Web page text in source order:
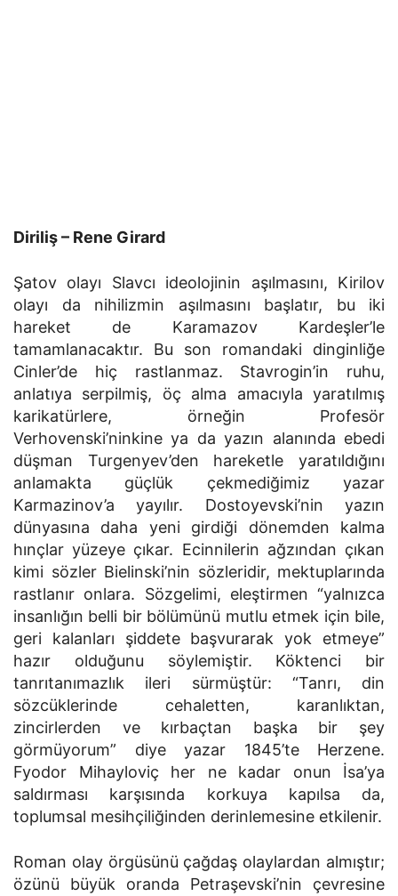
Diriliş – Rene Girard
Şatov olayı Slavcı ideolojinin aşılmasını, Kirilov
olayı da nihilizmin aşılmasını başlatır, bu iki
hareket de Karamazov Kardeşler’le
tamamlanacaktır. Bu son romandaki dinginliğe
Cinler’de hiç rastlanmaz. Stavrogin’in ruhu,
anlatıya serpilmiş, öç alma amacıyla yaratılmış
karikatürlere, örneğin Profesör
Verhovenski’ninkine ya da yazın alanında ebedi
düşman Turgenyev’den hareketle yaratıldığını
anlamakta güçlük çekmediğimiz yazar
Karmazinov’a yayılır. Dostoyevski’nin yazın
dünyasına daha yeni girdiği dönemden kalma
hınçlar yüzeye çıkar. Ecinnilerin ağzından çıkan
kimi sözler Bielinski’nin sözleridir, mektuplarında
rastlanır onlara. Sözgelimi, eleştirmen “yalnızca
insanlığın belli bir bölümünü mutlu etmek için bile,
geri kalanları şiddete başvurarak yok etmeye”
hazır olduğunu söylemiştir. Köktenci bir
tanrıtanımazlık ileri sürmüştür: “Tanrı, din
sözcüklerinde cehaletten, karanlıktan,
zincirlerden ve kırbaçtan başka bir şey
görmüyorum” diye yazar 1845’te Herzene.
Fyodor Mihayloviç her ne kadar onun İsa’ya
saldırması karşısında korkuya kapılsa da,
toplumsal mesihçiliğinden derinlemesine etkilenir.
Roman olay örgüsünü çağdaş olaylardan almıştır;
özünü büyük oranda Petraşevski’nin çevresine